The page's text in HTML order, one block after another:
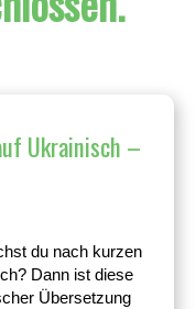
Ukrainisch –
du nach kurzen
Dann ist diese
Übersetzung